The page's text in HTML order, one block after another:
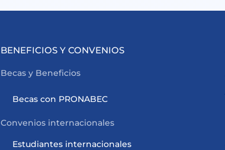
BENEFICIOS Y CONVENIOS
Becas y Beneficios
Becas con PRONABEC
Convenios internacionales
Estudiantes internacionales